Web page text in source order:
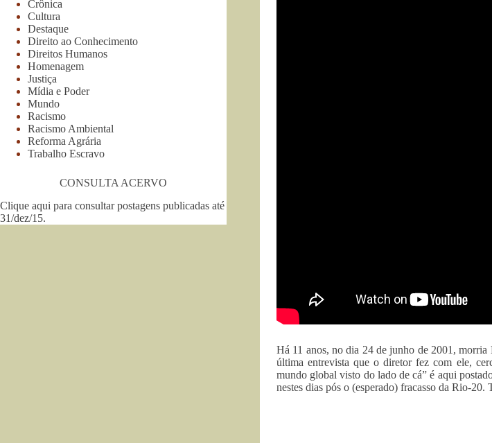
Há 11 anos, no dia 24 de junho de 2001,
última entrevista que o diretor fez com ele,
mundo global visto do lado de cá” é aqui
nestes dias pós o (esperado) fracasso da Rio-20.
Crônica
Cultura
Destaque
Direito ao Conhecimento
Direitos Humanos
Homenagem
Justiça
Mídia e Poder
Mundo
Racismo
Racismo Ambiental
Reforma Agrária
Trabalho Escravo
CONSULTA ACERVO
Clique aqui para consultar postagens publicadas até
31/dez/15.